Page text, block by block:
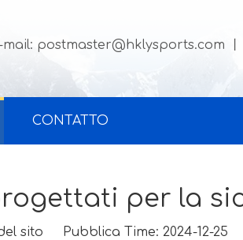
mail: postmaster@hklysports.com
CONTATTO
per la
sito Pubblica Time: 2024-12-